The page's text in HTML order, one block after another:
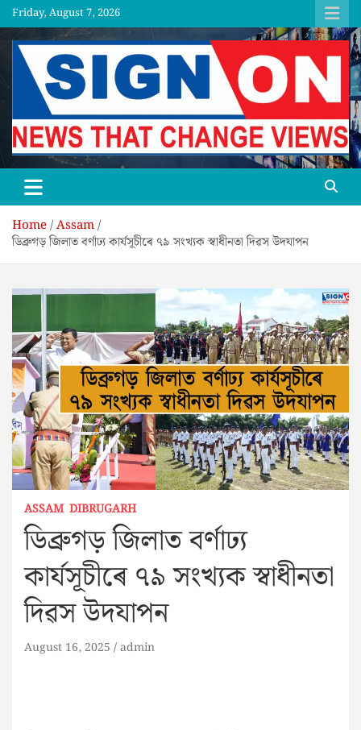
Skip
to
content
Friday, August 7, 2026
SGNON
Home Assam
ডিব্রুগড় জিলাত বৰ্ণাঢ্য কাৰ্যসূচীৰে ৭৯ সংখ্যক স্বাধীনতা দিৱস উদযাপন
ASSAM DIBRUGARH
ডিব্রুগড় জিলাত বৰ্ণাঢ্য
কাৰ্যসূচীৰে ৭৯ সংখ্যক স্বাধীনতা
দিৱস উদযাপন
August 16, 2025 admin